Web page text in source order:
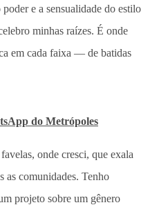
e a sensualidade do estilo
minhas raízes. É onde
em cada faixa — de batidas
do Metrópoles
onde cresci, que exala
as comunidades. Tenho
projeto sobre um gênero